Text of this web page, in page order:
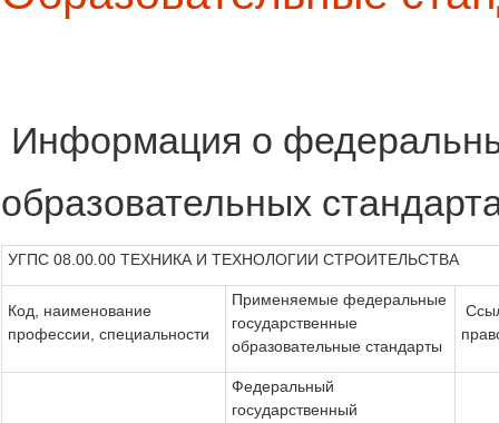
Информация о
образовательных
УГПС 08.00.00 ТЕХНИКА И ТЕХНОЛОГИИ СТРОИТЕЛЬСТВА
Код, наименование
профессии, специальности
Применяемые федеральные
государственные
образовательные стандарты
Федеральный
государственный